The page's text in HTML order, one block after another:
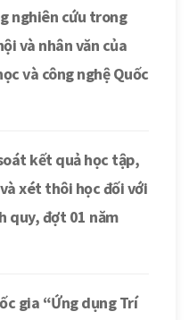
nghiên cứu trong
và nhân văn của
và công nghệ Quốc
kết quả học tập,
xét thôi học đối với
quy, đợt 01 năm
gia “Ứng dụng Trí